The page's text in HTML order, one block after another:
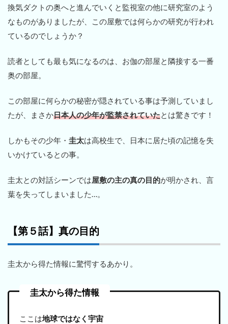
換気ダクトの奥へと進んでいくと監視室の他に研究室のよう
なものがありましたが、この屋敷では何らかの研究が行われ
ているのでしょうか？
読者としても最も気になるのは、お伽の部屋と隣接する一番
奥の部屋。
この部屋に何らかの秘密が隠されている事は予測していまし
たが、まさか日本人の少年が監禁されていたとは驚きです！
しかもその少年・ 圭太は高校生で、日本に居た頃の記憶を失
いかけているとの事。
圭太との対話シーンでは屋敷の主の真の目的が明かされ、言
葉を失ってしまいました…。
【第５話】真の目的
圭太から得た情報に驚愕するあかり。
ここは地球ではなく宇宙